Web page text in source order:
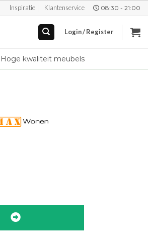
Inspiratie Klantenservice 08:30 - 21:00
Login / Register
Hoge kwaliteit meubels